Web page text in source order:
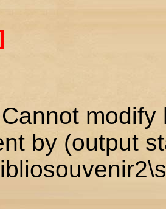
by (output